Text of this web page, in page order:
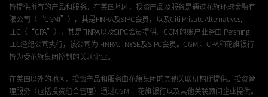
皆提供所有的产品和服务。在美国地区，投资产品及服务是通过花旗环球金融有
限公司 （“CGMI”） ，其是FINRA及SIPC会员，以及Citi Private Alternatives,
LLC（“CPA”） ，其是FINRA以及SIPC会员提供。CGMI的账户业务由 Pershing
LLC经纪公司执行，该公司为 FINRA、NYSE及SIPC会员。CGMI、CPA和花旗银行
皆为受花旗集团控制的关联企业。
在美国以外的地区，投资产品和服务由花旗集团的其他关联机构所提供。投资管
理服务（包括投资组合管理）通过CGMI、 花旗银行以及其他关联顾问企业提供。